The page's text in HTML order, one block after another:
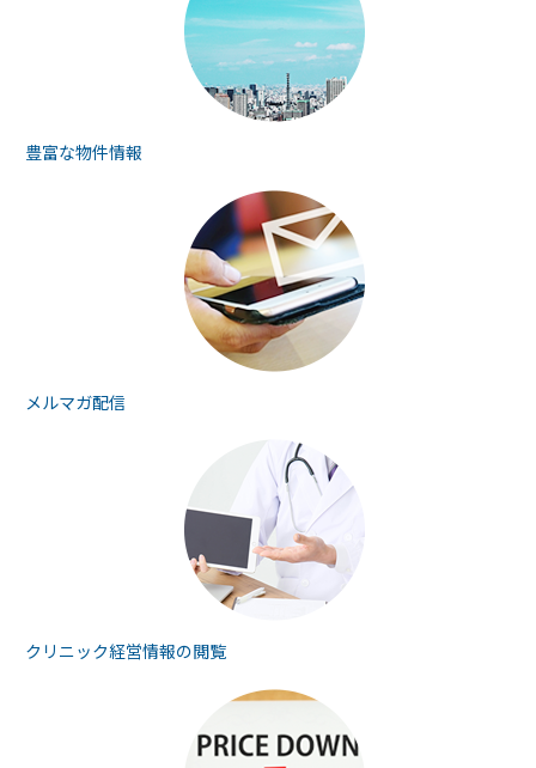
豊富な物件情報
メルマガ配信
クリニック経営情報の閲覧